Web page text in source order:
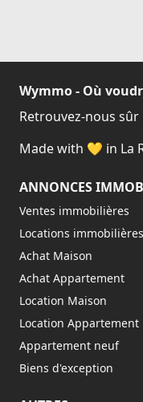
Wymmo - Où
Retrouvez-nous sûr
Made with 💛 in La
ANNONCES
Ventes immobilières
Locations immobilières
Achat Maison
Achat Appartement
Location Maison
Location Appartement
Appartement neuf
Biens d'exception